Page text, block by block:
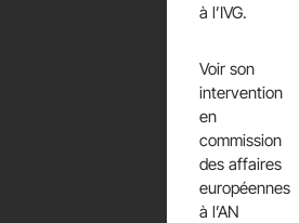
à l’IVG.
Voir son
intervention
en
commission
des affaires
européennes
à l’AN